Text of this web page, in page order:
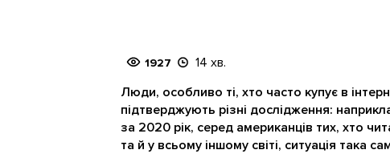
1927 14 хв.
Люди, особливо ті, хто часто купує в
підтверджують різні дослідження:
за 2020 рік, серед американців тих, хто
та й у всьому іншому світі, ситуація така